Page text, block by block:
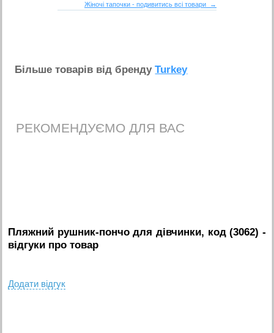
Жіночі тапочки - подивитись всі товари →
Бiльше товарiв вiд брендуTurkey
РЕКОМЕНДУЄМО ДЛЯ ВАС
Пляжний рушник-пончо для дівчинки, код (3062) -
вiдгуки про товар
Додати вiдгук